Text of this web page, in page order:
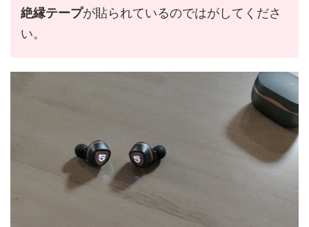
絶縁テープが貼られているのではがしてくださ
い。